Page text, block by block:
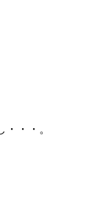
・・。